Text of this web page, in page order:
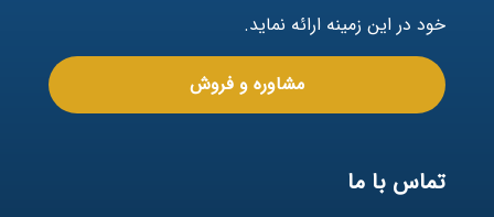
خود در این زمینه ارائه نماید.
مشاوره و فروش
تماس با ما